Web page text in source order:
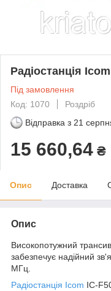
Радіостанція
Під замовлення
Код: 1070
Роздріб
Відправка з 21
15 660,64 ₴
Опис Доставка
Опис
Високопотужний
забезпечує надійний
МГц.
Радіостанція Icom IC-